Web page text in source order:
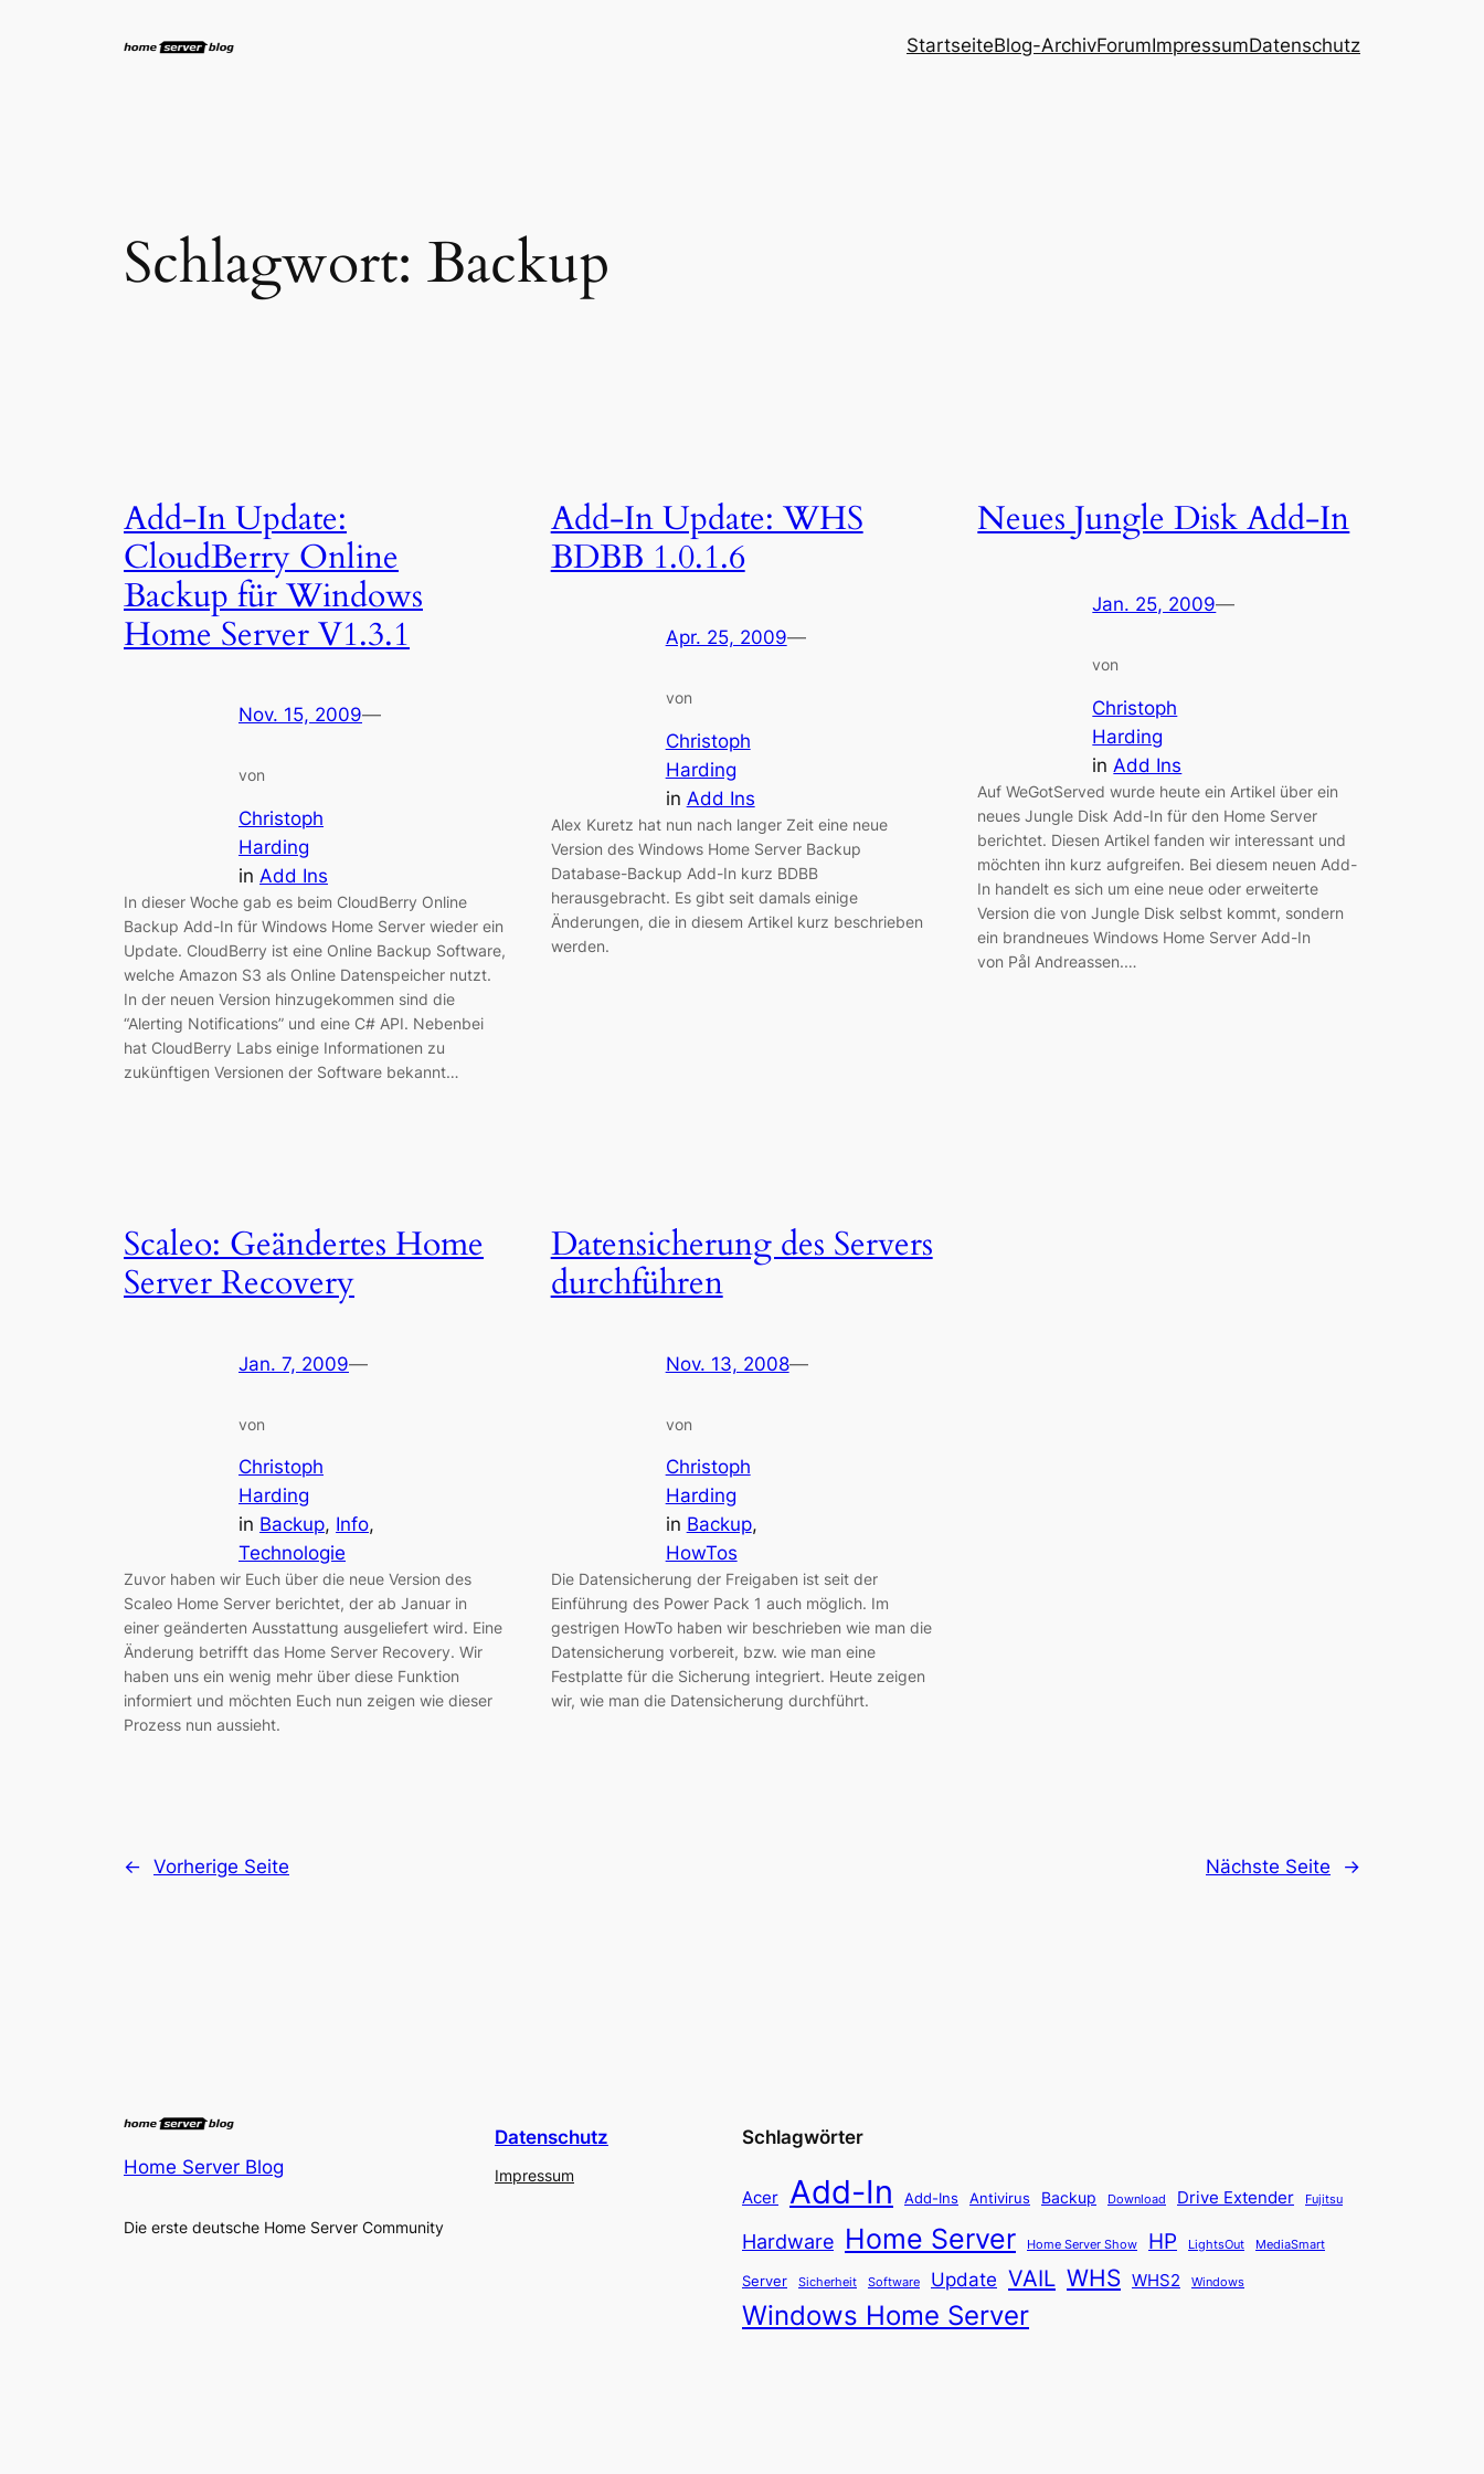
StartseiteBlog-ArchivForumImpressumDatenschutz
Schlagwort: Backup
Add-In Update:
CloudBerry Online
Backup für Windows
Home Server V1.3.1
Nov. 15, 2009—
von
Christoph
Harding
in Add Ins
In dieser Woche gab es beim CloudBerry Online
Backup Add-In für Windows Home Server wieder ein
Update. CloudBerry ist eine Online Backup Software,
welche Amazon S3 als Online Datenspeicher nutzt.
In der neuen Version hinzugekommen sind die
“Alerting Notifications” und eine C# API. Nebenbei
hat CloudBerry Labs einige Informationen zu
zukünftigen Versionen der Software bekannt…
Add-In Update: WHS
BDBB 1.0.1.6
Apr. 25, 2009—
von
Christoph
Harding
in Add Ins
Alex Kuretz hat nun nach langer Zeit eine neue
Version des Windows Home Server Backup
Database-Backup Add-In kurz BDBB
herausgebracht. Es gibt seit damals einige
Änderungen, die in diesem Artikel kurz beschrieben
werden.
Neues Jungle Disk Add-In
Jan. 25, 2009—
von
Christoph
Harding
in Add Ins
Auf WeGotServed wurde heute ein Artikel über ein
neues Jungle Disk Add-In für den Home Server
berichtet. Diesen Artikel fanden wir interessant und
möchten ihn kurz aufgreifen. Bei diesem neuen Add-
In handelt es sich um eine neue oder erweiterte
Version die von Jungle Disk selbst kommt, sondern
ein brandneues Windows Home Server Add-In
von Pål Andreassen.…
Scaleo: Geändertes Home
Server Recovery
Jan. 7, 2009—
von
Christoph
Harding
in Backup, Info
Technologie
Zuvor haben wir Euch über die neue Version des
Scaleo Home Server berichtet, der ab Januar in
einer geänderten Ausstattung ausgeliefert wird. Eine
Änderung betrifft das Home Server Recovery. Wir
haben uns ein wenig mehr über diese Funktion
informiert und möchten Euch nun zeigen wie dieser
Prozess nun aussieht.
Datensicherung des Servers
durchführen
Nov. 13, 2008—
von
Christoph
Harding
in Backup
HowTos
Die Datensicherung der Freigaben ist seit der
Einführung des Power Pack 1 auch möglich. Im
gestrigen HowTo haben wir beschrieben wie man die
Datensicherung vorbereit, bzw. wie man eine
Festplatte für die Sicherung integriert. Heute zeigen
wir, wie man die Datensicherung durchführt.
← Vorherige Seite Nächste Seite →
Home Server Blog
Die erste deutsche Home Server Community
Datenschutz
Impressum
Schlagwörter
Acer Add-In Add-Ins Antivirus Backup Download Drive Extender Fujitsu
Hardware Home Server Home Server Show HP LightsOut MediaSmart
Server Sicherheit Software Update VAIL WHS WHS2 Windows
Windows Home Server